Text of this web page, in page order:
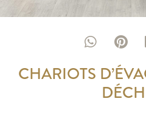
CHARIOTS